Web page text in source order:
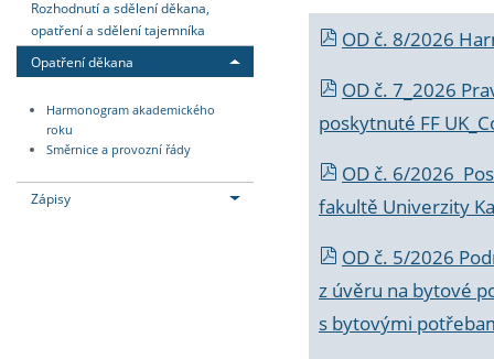
Rozhodnutí a sdělení děkana,
opatření a sdělení tajemníka
Opatření děkana
Harmonogram akademického
roku
Směrnice a provozní řády
Zápisy
OD č. 8/2026
OD č. 7_2026
poskytnuté FF
OD č. 6/2026
fakultě Univerzity
OD č. 5/2026
z úvěru na bytové
s bytovými